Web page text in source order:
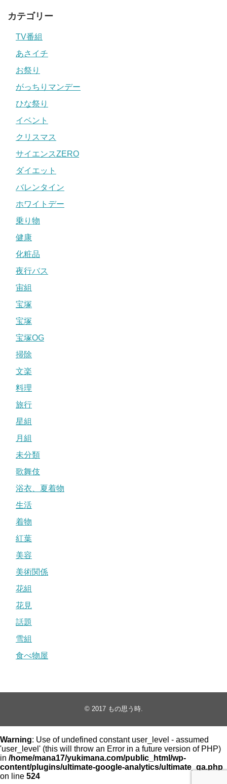
カテゴリー
TV番組
あさイチ
お祭り
がっちりマンデー
ひな祭り
イベント
クリスマス
サイエンスZERO
ダイエット
バレンタイン
ホワイトデー
乗り物
健康
化粧品
夜行バス
宙組
宝塚
宝塚
宝塚OG
掃除
文楽
料理
旅行
星組
月組
未分類
歌舞伎
浴衣、夏着物
生活
着物
紅葉
美容
美術関係
花組
花見
話題
雪組
食べ物屋
© 2017 もの思う時.
Warning: Use of undefined constant user_level - assumed
'user_level' (this will throw an Error in a future version of PHP)
in /home/mana17/yukimana.com/public_html/wp-
content/plugins/ultimate-google-analytics/ultimate_ga.php
on line 524